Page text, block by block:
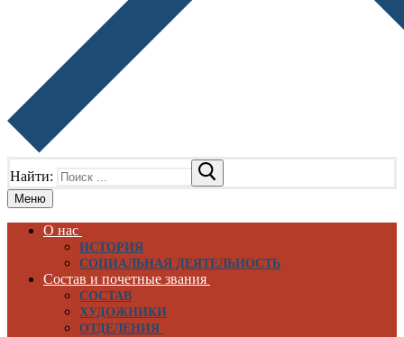
Найти:
Меню
О нас
ИСТОРИЯ
СОЦИАЛЬНАЯ ДЕЯТЕЛЬНОСТЬ
Состав и почетные звания
СОСТАВ
ХУДОЖНИКИ
ОТДЕЛЕНИЯ